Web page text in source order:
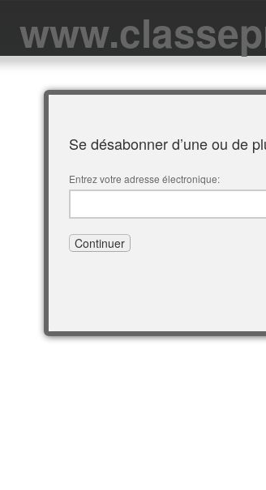
Se désabonner d’une ou de
Entrez votre adresse électronique: